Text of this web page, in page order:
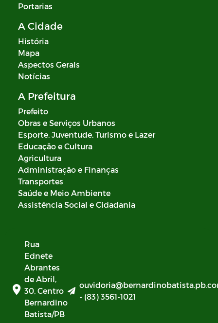
Portarias
A Cidade
História
Mapa
Aspectos Gerais
Notícias
A Prefeitura
Prefeito
Obras e Serviços Urbanos
Esporte, Juventude, Turismo e Lazer
Educação e Cultura
Agricultura
Administração e Finanças
Transportes
Saúde e Meio Ambiente
Assistência Social e Cidadania
Rua
Ednete
Abrantes
de Abril,
30, Centro
Bernardino
Batista/PB
- (83) 3561-1021